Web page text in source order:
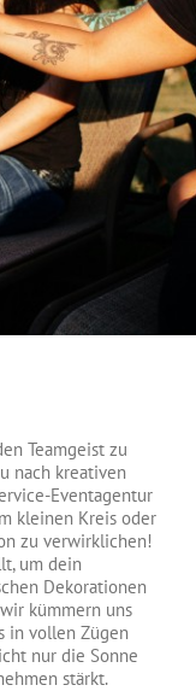
Teamgeist zu
nach kreativen
Eventagentur
kleinen Kreis oder
zu verwirklichen!
um dein
Dekorationen
kümmern uns
in vollen Zügen
nur die Sonne
stärkt.